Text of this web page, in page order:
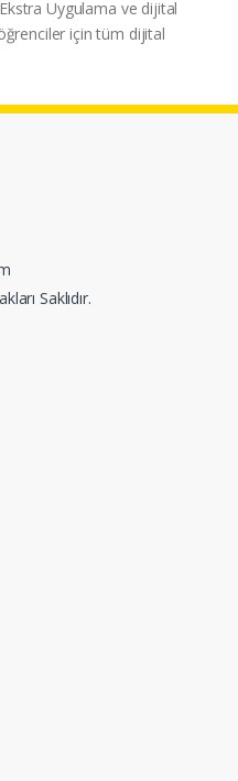
Uygulama ve dijital
için tüm dijital
Saklıdır.